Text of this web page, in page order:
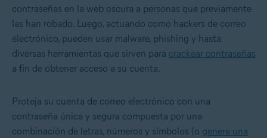
contraseñas en la web oscura a personas que previamente
las han robado. Luego, actuando como hackers de correo
electrónico, pueden usar malware, phishing y hasta
diversas herramientas que sirven para crackear contraseñas
a fin de obtener acceso a su cuenta.
Proteja su cuenta de correo electrónico con una
contraseña única y segura compuesta por una
combinación de letras, números y símbolos (o genere una